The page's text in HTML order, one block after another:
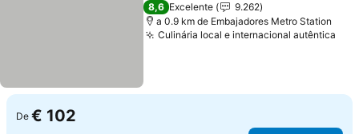
8,6 Excelente
9.262
a 0.9 km de Embajadores Metro Station
Culinária local e internacional autêntica
De € 102